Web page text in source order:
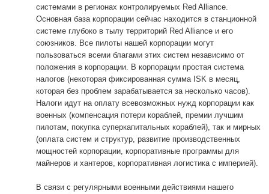
системами в регионах контролируемых Red Alliance.
Основная база корпорации сейчас находится в станционной
системе глубоко в тылу территорий Red Alliance и его
союзников. Все пилоты нашей корпорации могут
пользоваться всеми благами этих систем независимо от
положения в корпорации. В корпорации простая система
налогов (некоторая фиксированная сумма ISK в месяц,
которая без проблем зарабатывается за несколько часов).
Налоги идут на оплату всевозможных нужд корпорации как
военных (компенсация потери кораблей, премии лучшим
пилотам, покупка суперкапитальных кораблей), так и мирных
(оплата систем и структур, развитие производственных
мощностей корпорации, корпоративные программы для
майнеров и хантеров, корпоративная логистика с империей).
В связи с регулярными военными действиями нашего